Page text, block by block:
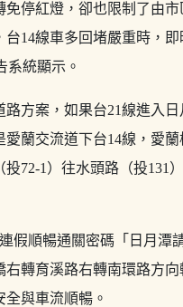
停紅燈，卻也限制了由
14線車多回堵嚴重時，
系統顯示。
方案，如果台21線進入
蘭交流道下台14線，愛
72-1）往水頭路（投131
假順暢通關密碼「日月潭
轉育溪路右轉南環路方
與車流順暢。